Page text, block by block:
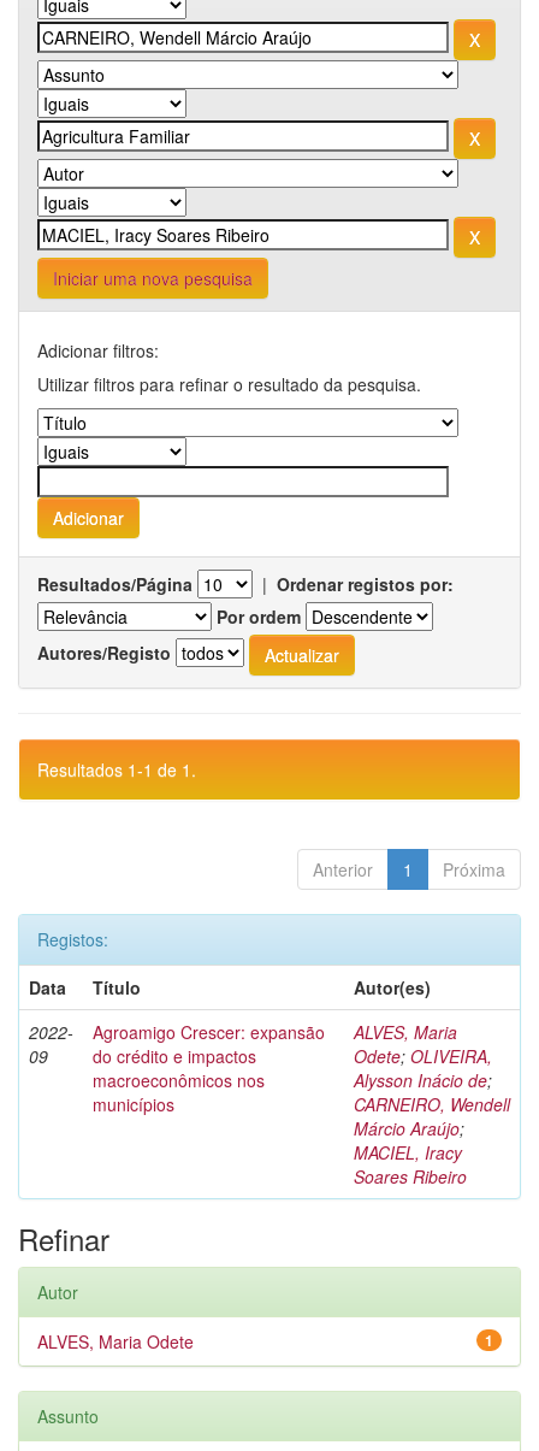
Iniciar uma nova pesquisa
Adicionar filtros:
Utilizar filtros para refinar o resultado da pesquisa.
Resultados/Página | Ordenar registos por:
Por ordem
Autores/Registo
Resultados 1-1 de 1.
Anterior 1 Próxima
Registos:
Data
Título
Autor(es)
2022-
09
Agroamigo Crescer: expansão
do crédito e impactos
macroeconômicos nos
municípios
ALVES, Maria
Odete; OLIVEIRA,
Alysson Inácio de;
CARNEIRO, Wendell
Márcio Araújo;
MACIEL, Iracy
Soares Ribeiro
Refinar
Autor
1
ALVES, Maria Odete
Assunto